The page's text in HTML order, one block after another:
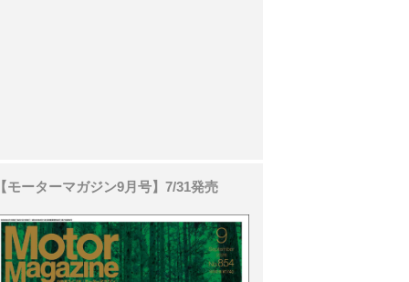
【モーターマガジン9月号】7/31発売